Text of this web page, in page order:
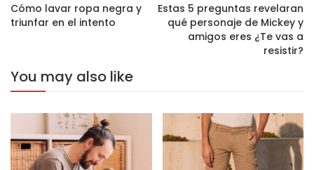
Cómo lavar ropa negra y
triunfar en el intento
Estas 5 preguntas revelaran
qué personaje de Mickey y
amigos eres ¿Te vas a
resistir?
You may also like